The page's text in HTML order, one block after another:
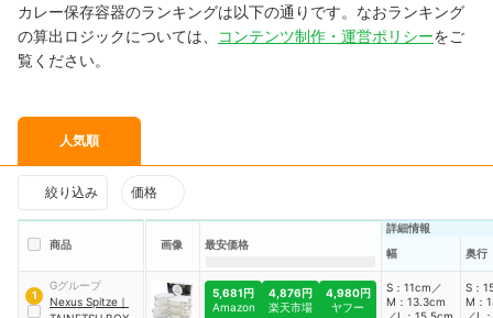
カレー保存容器のランキングは以下の通りです。なおランキング
の算出ロジックについては、
コンテンツ制作・運営ポリシーをご
覧ください。
人気順
絞り込み 価格
商品 画像 最安価格
詳細情報
幅
奥行
1
Gグループ
Nexus Spitze ｜
5,681円
Amazon
4,876円
楽天市場
4,980円
ヤフー
S：11cm／
M：13.3cm
／L：15.5cm
S：
M：
／L